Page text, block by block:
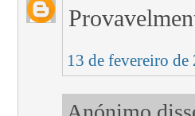
13 de fevereiro de